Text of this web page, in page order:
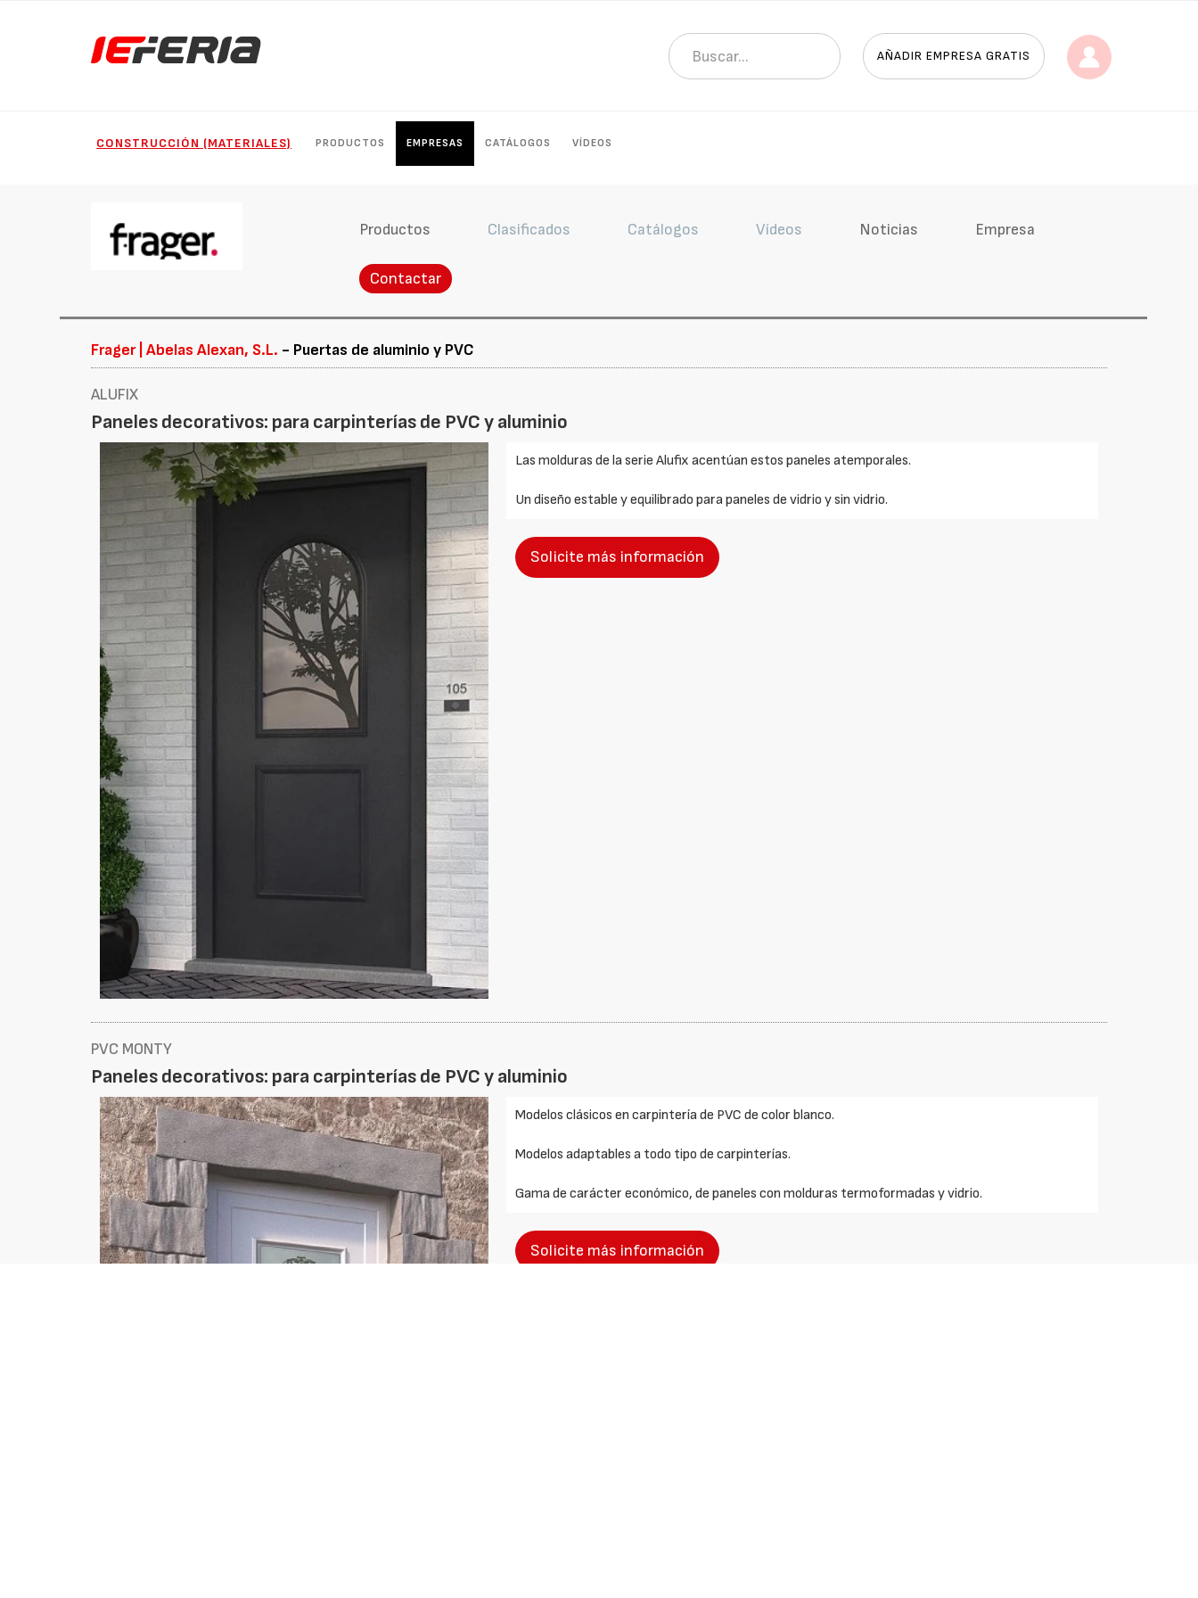
AÑADIR EMPRESA GRATIS
CONSTRUCCIÓN (MATERIALES) PRODUCTOS EMPRESAS CATÁLOGOS VÍDEOS
Productos Clasificados Catálogos Vídeos Noticias Empresa
Contactar
Frager | Abelas Alexan, S.L. - Puertas de aluminio y PVC
ALUFIX
Paneles decorativos: para carpinterías de PVC y aluminio
Las molduras de la serie Alufix acentúan estos paneles atemporales.
Un diseño estable y equilibrado para paneles de vidrio y sin vidrio.
Solicite más información
PVC MONTY
Paneles decorativos: para carpinterías de PVC y aluminio
Modelos clásicos en carpintería de PVC de color blanco.
Modelos adaptables a todo tipo de carpinterías.
Gama de carácter económico, de paneles con molduras termoformadas y vidrio.
Solicite más información